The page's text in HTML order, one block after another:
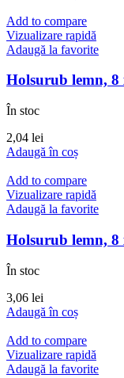
Add to compare
Vizualizare rapidă
Adaugă la favorite
Holsurub lemn, 8
În stoc
2,04 lei
Adaugă în coș
Add to compare
Vizualizare rapidă
Adaugă la favorite
Holsurub lemn, 8
În stoc
3,06 lei
Adaugă în coș
Add to compare
Vizualizare rapidă
Adaugă la favorite